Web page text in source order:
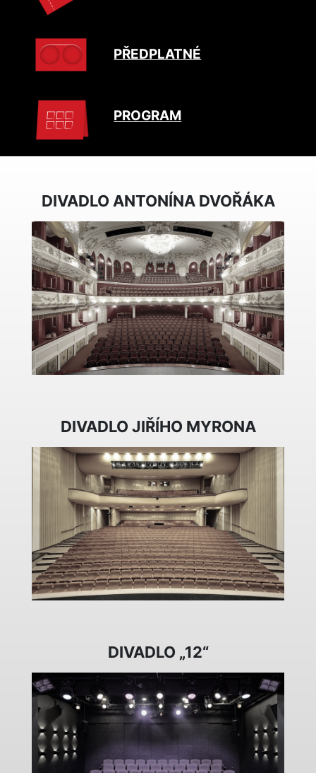
PŘEDPLATNÉ
PROGRAM
DIVADLO ANTONÍNA DVOŘÁKA
DIVADLO JIŘÍHO MYRONA
DIVADLO „12“